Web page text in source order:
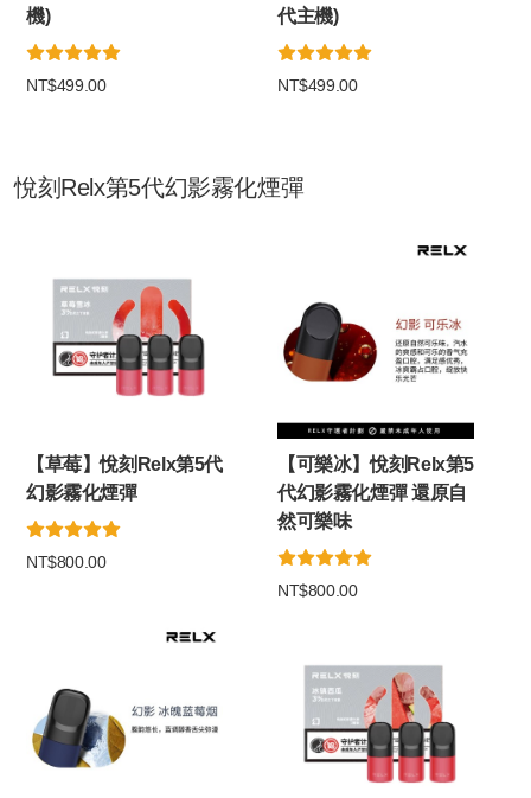
機)
NT$499.00
代主機)
NT$499.00
悅刻Relx第5代幻影霧化煙彈
【草莓】悅刻Relx第5代
幻影霧化煙彈
NT$800.00
【可樂冰】悅刻Relx第5
代幻影霧化煙彈 還原自
然可樂味
NT$800.00